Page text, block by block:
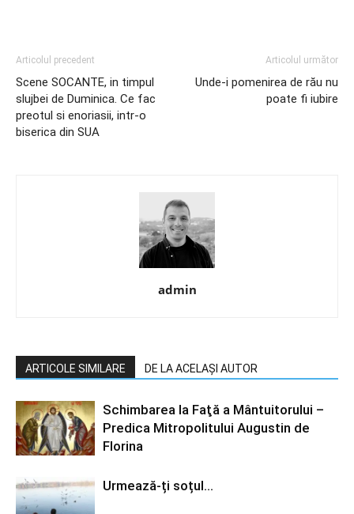
Articolul precedent
Scene SOCANTE, in timpul
slujbei de Duminica. Ce fac
preotul si enoriasii, intr-o
biserica din SUA
Articolul următor
Unde-i pomenirea de rău nu
poate fi iubire
admin
ARTICOLE SIMILARE DE LA ACELAȘI AUTOR
Schimbarea la Faţă a Mântuitorului –
Predica Mitropolitului Augustin de
Florina
Urmează-ți soțul…